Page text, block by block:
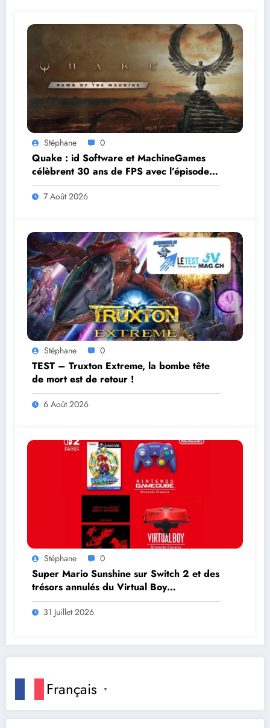
Stéphane 0
Quake : id Software et MachineGames
célèbrent 30 ans de FPS avec l’épisode
gratuit Dawn of the Machine
7 Août 2026
Stéphane 0
TEST – Truxton Extreme, la bombe tête
de mort est de retour !
6 Août 2026
Stéphane 0
Super Mario Sunshine sur Switch 2 et des
trésors annulés du Virtual Boy
débarquent en août
31 Juillet 2026
Français ▼